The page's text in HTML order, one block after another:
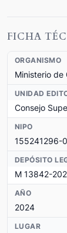
FICHA
ORGANISMO
Ministerio de
UNIDAD
Consejo
NIPO
155241296-
DEPÓSITO
M 13842-
AÑO
2024
LUGAR